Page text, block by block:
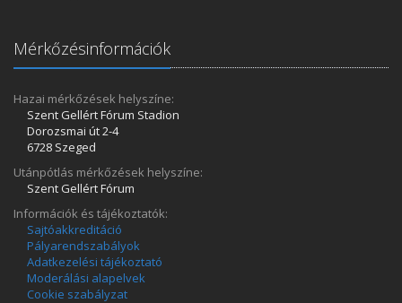
Mérkőzésinformációk
Hazai mérkőzések helyszíne:
Szent Gellért Fórum Stadion
Dorozsmai út 2-4
6728 Szeged
Utánpótlás mérkőzések helyszíne:
Szent Gellért Fórum
Információk és tájékoztatók:
Sajtóakkreditáció
Pályarendszabályok
Adatkezelési tájékoztató
Moderálási alapelvek
Cookie szabályzat